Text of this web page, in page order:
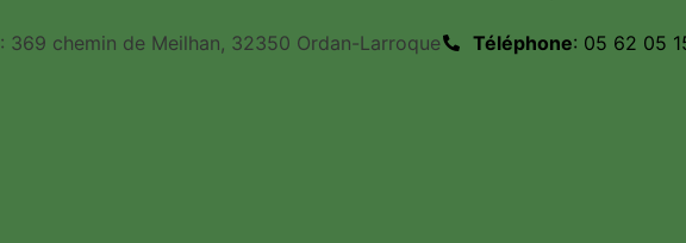
: 369 chemin de Meilhan, 32350 Ordan-Larroque Téléphone: 05 62 05